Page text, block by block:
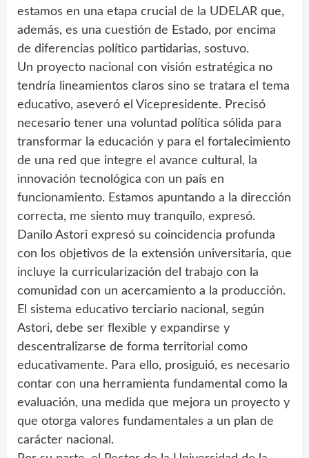
estamos en una etapa crucial de la UDELAR que,
además, es una cuestión de Estado, por encima
de diferencias político partidarias, sostuvo.
Un proyecto nacional con visión estratégica no
tendría lineamientos claros sino se tratara el tema
educativo, aseveró el Vicepresidente. Precisó
necesario tener una voluntad política sólida para
transformar la educación y para el fortalecimiento
de una red que integre el avance cultural, la
innovación tecnológica con un país en
funcionamiento. Estamos apuntando a la dirección
correcta, me siento muy tranquilo, expresó.
Danilo Astori expresó su coincidencia profunda
con los objetivos de la extensión universitaria, que
incluye la curricularización del trabajo con la
comunidad con un acercamiento a la producción.
El sistema educativo terciario nacional, según
Astori, debe ser flexible y expandirse y
descentralizarse de forma territorial como
educativamente. Para ello, prosiguió, es necesario
contar con una herramienta fundamental como la
evaluación, una medida que mejora un proyecto y
que otorga valores fundamentales a un plan de
carácter nacional.